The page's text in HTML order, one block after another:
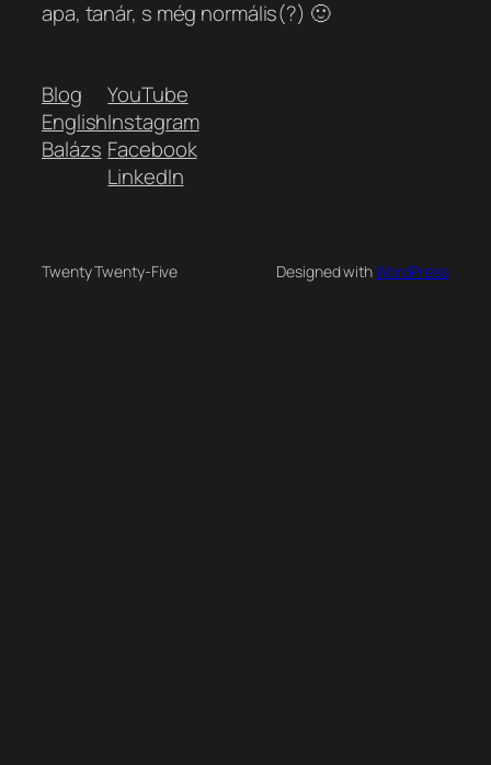
apa, tanár, s még normális(?) 🙂
Blog
English
Balázs
YouTube
Instagram
Facebook
LinkedIn
Twenty Twenty-Five Designed withWordPress